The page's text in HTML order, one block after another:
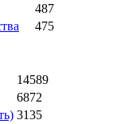
487
475
14589
6872
3135